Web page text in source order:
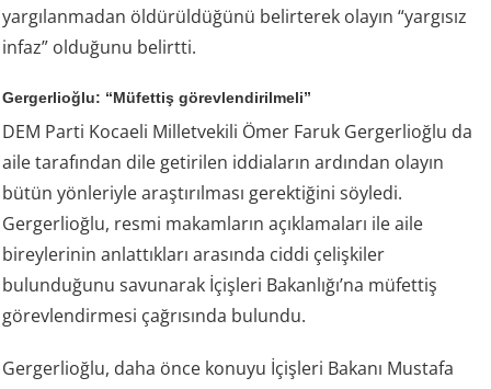
yargılanmadan öldürüldüğünü belirterek olayın “yargısız
infaz” olduğunu belirtti.
Gergerlioğlu: “Müfettiş görevlendirilmeli”
DEM Parti Kocaeli Milletvekili Ömer Faruk Gergerlioğlu da
aile tarafından dile getirilen iddiaların ardından olayın
bütün yönleriyle araştırılması gerektiğini söyledi.
Gergerlioğlu, resmi makamların açıklamaları ile aile
bireylerinin anlattıkları arasında ciddi çelişkiler
bulunduğunu savunarak İçişleri Bakanlığı’na müfettiş
görevlendirmesi çağrısında bulundu.
Gergerlioğlu, daha önce konuyu İçişleri Bakanı Mustafa